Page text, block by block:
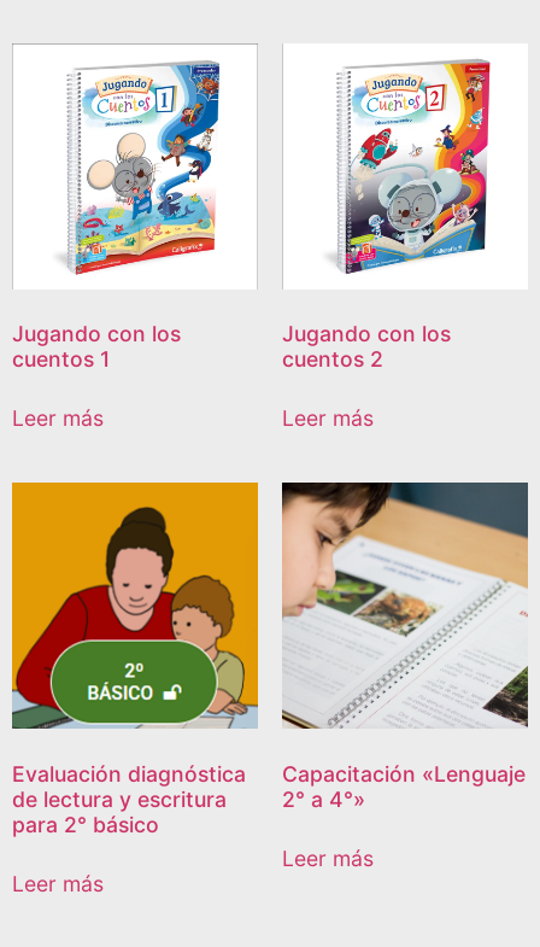
Jugando con los
cuentos 1
Leer más
Jugando con los
cuentos 2
Leer más
Evaluación diagnóstica
de lectura y escritura
para 2° básico
Leer más
Capacitación «Lenguaje
2° a 4°»
Leer más